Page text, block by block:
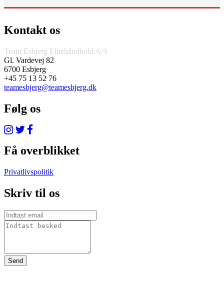
Kontakt os
Team Esbjerg Elitehåndbold A/S
Gl. Vardevej 82
6700 Esbjerg
+45 75 13 52 76
teamesbjerg@teamesbjerg.dk
Følg os
Få overblikket
Privatlivspolitik
Skriv til os